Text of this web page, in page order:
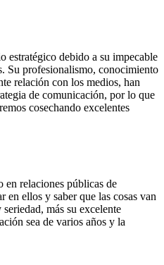
estratégico debido a su impecable
Su profesionalismo, conocimiento
relación con los medios, han
de comunicación, por lo que
cosechando excelentes
en relaciones públicas de
ellos y saber que las cosas van
más su excelente
sea de varios años y la